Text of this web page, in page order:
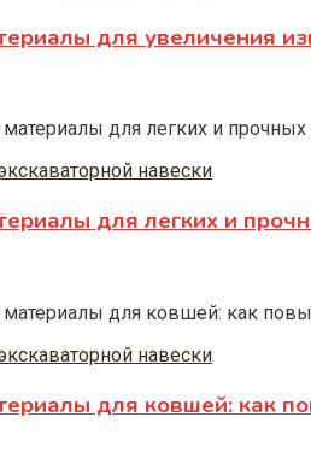
для увеличения
навески
для легких и
навески
для ковшей: как